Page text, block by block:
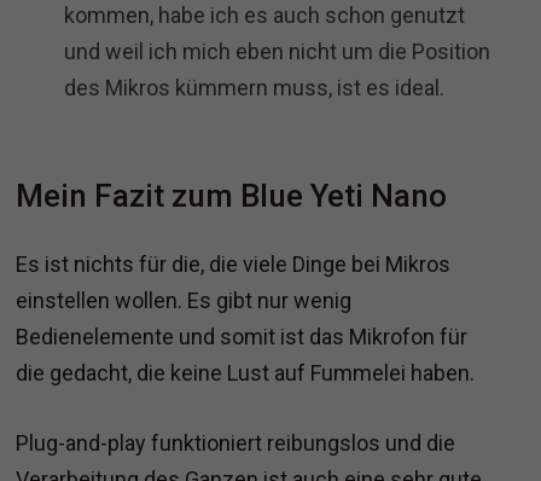
kommen, habe ich es auch schon genutzt
und weil ich mich eben nicht um die Position
des Mikros kümmern muss, ist es ideal.
Mein Fazit zum Blue Yeti Nano
Es ist nichts für die, die viele Dinge bei Mikros
einstellen wollen. Es gibt nur wenig
Bedienelemente und somit ist das Mikrofon für
die gedacht, die keine Lust auf Fummelei haben.
Plug-and-play funktioniert reibungslos und die